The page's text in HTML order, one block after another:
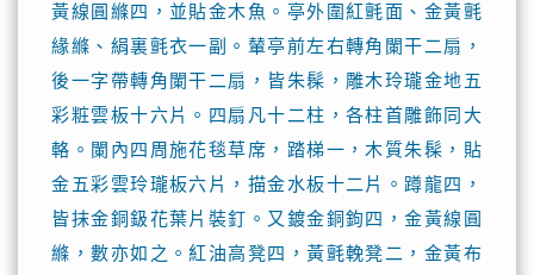
黃線圓縧四，並貼金木魚。亭外圍紅氈面、金黃氈
緣縧、絹裏氈衣一副。輦亭前左右轉角闌干二扇，
後一字帶轉角闌干二扇，皆朱髹，雕木玲瓏金地五
彩粧雲板十六片。四扇凡十二柱，各柱首雕飾同大
輅。闌內四周施花毯草席，踏梯一，木質朱髹，貼
金五彩雲玲瓏板六片，描金水板十二片。蹲龍四，
皆抹金銅鈒花葉片裝釘。又鍍金銅鉤四，金黃線圓
縧，數亦如之。紅油高凳四，黃氈輓凳二，金黃布